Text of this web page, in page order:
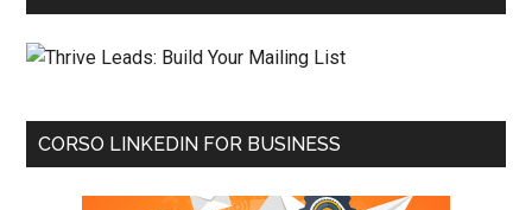
CORSO LINKEDIN FOR BUSINESS